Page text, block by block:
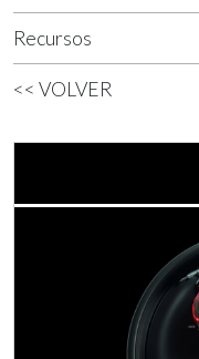
Recursos
<< VOLVER